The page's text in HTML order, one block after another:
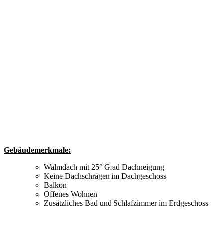
Gebäudemerkmale:
Walmdach mit 25° Grad Dachneigung
Keine Dachschrägen im Dachgeschoss
Balkon
Offenes Wohnen
Zusätzliches Bad und Schlafzimmer im Erdgeschoss